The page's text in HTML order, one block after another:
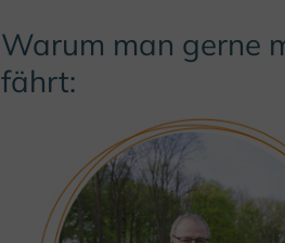
Warum man gerne
fährt: